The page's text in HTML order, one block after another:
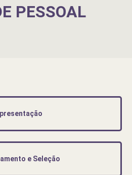
PESSOAL
e Seleção